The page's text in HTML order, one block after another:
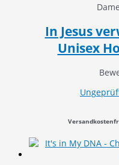
In Jesus
Unisex